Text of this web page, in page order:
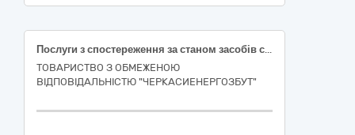
Послуги з спостереження за станом засобів сигналізації, що встановлені на об’єкті та спостереження
ТОВАРИСТВО З ОБМЕЖЕНОЮ
ВІДПОВІДАЛЬНІСТЮ "ЧЕРКАСИЕНЕРГОЗБУТ"